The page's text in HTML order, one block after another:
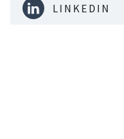
LINKEDIN